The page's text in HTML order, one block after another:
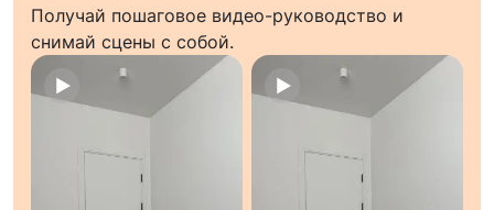
Получай пошаговое видео-руководство и
снимай сцены с собой.